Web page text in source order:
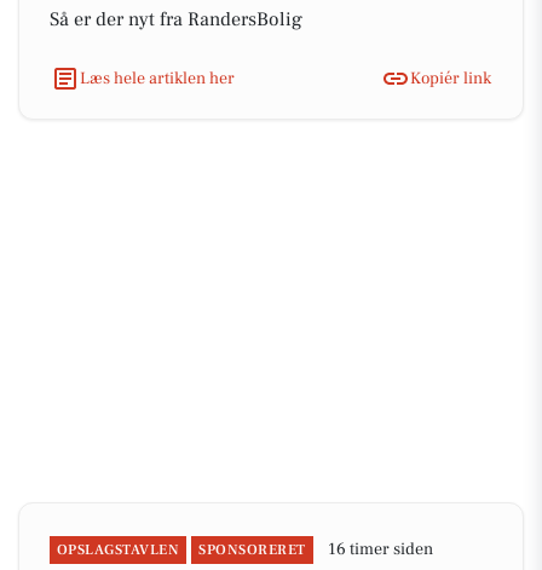
Så er der nyt fra RandersBolig
Læs hele artiklen her Kopiér link
OPSLAGSTAVLEN SPONSORERET 16 timer siden